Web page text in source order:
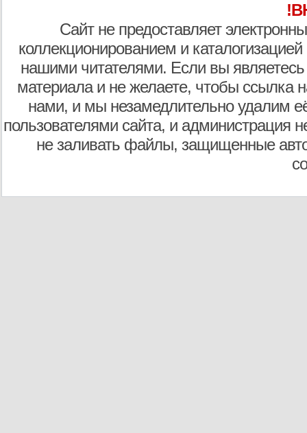
Сайт не предоставляет
коллекционированием и
нашими читателями. Если вы являетесь
материала и не желаете, чтобы ссылка
нами, и мы незамедлительно удалим
пользователями сайта, и администрация
не заливать файлы, защищенные